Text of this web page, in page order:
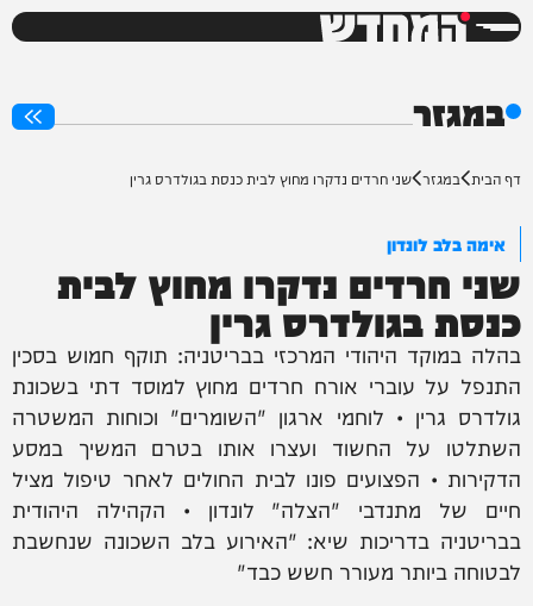
המחדש
במגזר
דף הבית במגזר שני חרדים נדקרו מחוץ לבית כנסת בגולדרס גרין
אימה בלב לונדון
שני חרדים נדקרו מחוץ לבית
כנסת בגולדרס גרין
בהלה במוקד היהודי המרכזי בבריטניה: תוקף חמוש בסכין
התנפל על עוברי אורח חרדים מחוץ למוסד דתי בשכונת
גולדרס גרין • לוחמי ארגון "השומרים" וכוחות המשטרה
השתלטו על החשוד ועצרו אותו בטרם המשיך במסע
הדקירות • הפצועים פונו לבית החולים לאחר טיפול מציל
חיים של מתנדבי "הצלה" לונדון • הקהילה היהודית
בבריטניה בדריכות שיא: "האירוע בלב השכונה שנחשבת
לבטוחה ביותר מעורר חשש כבד"